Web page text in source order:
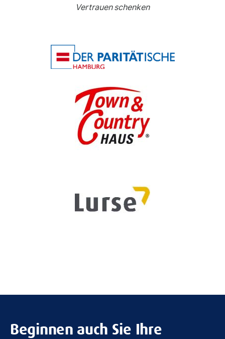
Vertrauen schenken
Beginnen auch Sie Ihre